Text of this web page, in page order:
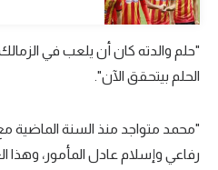
أقسام خاصة
ميركاتو
تقرير في الجول
"حلم والدته كان أن يلعب في
الحلم بيتحقق الآن".
"محمد متواجد منذ السنة الماضية